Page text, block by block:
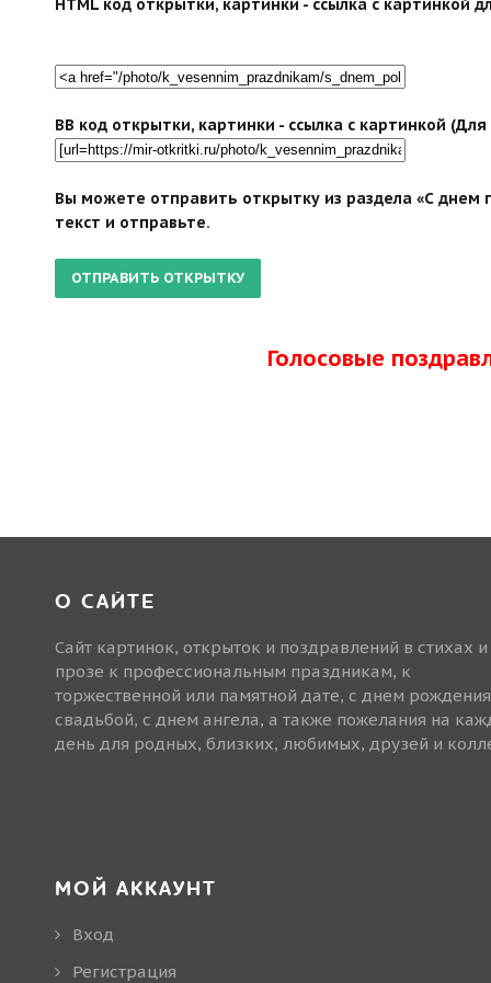
HTML код открытки, картинки - ссылка с картинкой
BB код открытки, картинки - ссылка с картинкой
Вы можете отправить открытку из раздела «С днем
текст и отправьте.
Голосовые
О САЙТЕ
Сайт картинок, открыток и поздравлений в стихах и
прозе к профессиональным праздникам, к
торжественной или памятной дате, с днем
свадьбой, с днем ангела, а также пожелания на
день для родных, близких, любимых, друзей и
МОЙ АККАУНТ
Вход
Регистрация